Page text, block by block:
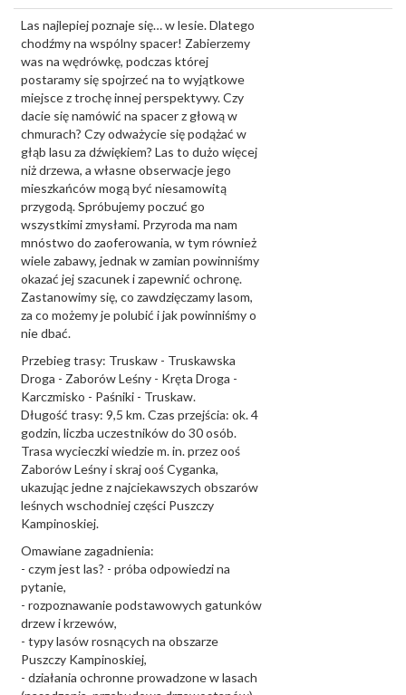
Las najlepiej poznaje się… w lesie. Dlatego
chodźmy na wspólny spacer! Zabierzemy
was na wędrówkę, podczas której
postaramy się spojrzeć na to wyjątkowe
miejsce z trochę innej perspektywy. Czy
dacie się namówić na spacer z głową w
chmurach? Czy odważycie się podążać w
głąb lasu za dźwiękiem? Las to dużo więcej
niż drzewa, a własne obserwacje jego
mieszkańców mogą być niesamowitą
przygodą. Spróbujemy poczuć go
wszystkimi zmysłami. Przyroda ma nam
mnóstwo do zaoferowania, w tym również
wiele zabawy, jednak w zamian powinniśmy
okazać jej szacunek i zapewnić ochronę.
Zastanowimy się, co zawdzięczamy lasom,
za co możemy je polubić i jak powinniśmy o
nie dbać.
Przebieg trasy: Truskaw - Truskawska
Droga - Zaborów Leśny - Kręta Droga -
Karczmisko - Paśniki - Truskaw.
Długość trasy: 9,5 km. Czas przejścia: ok. 4
godzin, liczba uczestników do 30 osób.
Trasa wycieczki wiedzie m. in. przez ooś
Zaborów Leśny i skraj ooś Cyganka,
ukazując jedne z najciekawszych obszarów
leśnych wschodniej części Puszczy
Kampinoskiej.
Omawiane zagadnienia:
- czym jest las? - próba odpowiedzi na
pytanie,
- rozpoznawanie podstawowych gatunków
drzew i krzewów,
- typy lasów rosnących na obszarze
Puszczy Kampinoskiej,
- działania ochronne prowadzone w lasach